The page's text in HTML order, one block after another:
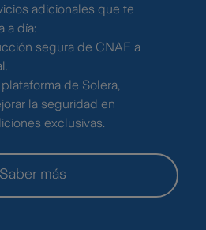
adicionales que te
a día:
segura de CNAE a
de Solera,
la seguridad en
exclusivas.
Saber más